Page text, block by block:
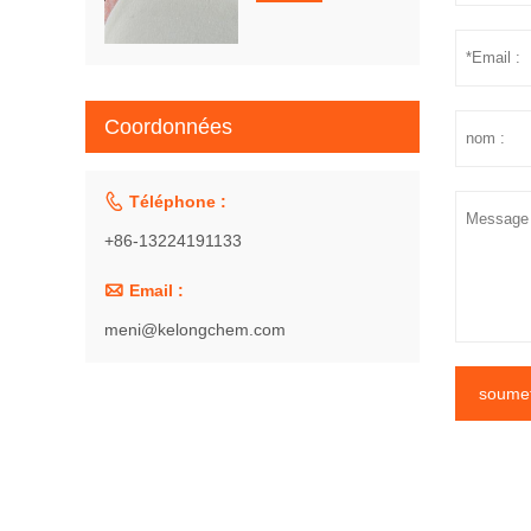
Coordonnées
 Téléphone :
+86-13224191133
 Email :
meni@kelongchem.com